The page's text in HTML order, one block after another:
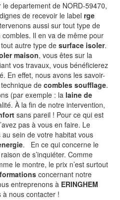
departement de NORD-59470,
de recevoir le label rge
aussi sur tout type de
combles. Il en va de même pour
autre type desurface isoler.
maison, vous êtes sur la
vos travaux, vous bénéficierez
En effet, nous avons les savoir-
de combles soufflage.
(par exemple : la laine de
À la fin de notre intervention,
sans pareil ! Pour ce qui est
pas à vous en faire. Le
sein de votre habitat vous
. En ce qui concerne le
de s’inquiéter. Comme
le montre, le prix n’est surtout
concernant notre
entreprenons à ERINGHEM
à nous contacter !